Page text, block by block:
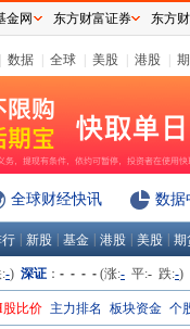
数据 全球 美股 港股
全球财经快讯 数据
新股 基金 港股 美股 期
-) 深证 ： - - - - (涨:- 平:- 跌:-)
比价 主力排名 板块资金 个
金网 东方财富证券 东方